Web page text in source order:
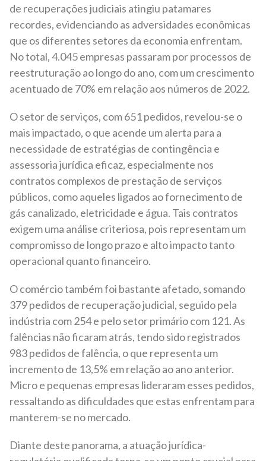
de recuperações judiciais atingiu patamares
recordes, evidenciando as adversidades econômicas
que os diferentes setores da economia enfrentam.
No total, 4.045 empresas passaram por processos de
reestruturação ao longo do ano, com um crescimento
acentuado de 70% em relação aos números de 2022.
O setor de serviços, com 651 pedidos, revelou-se o
mais impactado, o que acende um alerta para a
necessidade de estratégias de contingência e
assessoria jurídica eficaz, especialmente nos
contratos complexos de prestação de serviços
públicos, como aqueles ligados ao fornecimento de
gás canalizado, eletricidade e água. Tais contratos
exigem uma análise criteriosa, pois representam um
compromisso de longo prazo e alto impacto tanto
operacional quanto financeiro.
O comércio também foi bastante afetado, somando
379 pedidos de recuperação judicial, seguido pela
indústria com 254 e pelo setor primário com 121. As
falências não ficaram atrás, tendo sido registrados
983 pedidos de falência, o que representa um
incremento de 13,5% em relação ao ano anterior.
Micro e pequenas empresas lideraram esses pedidos,
ressaltando as dificuldades que estas enfrentam para
manterem-se no mercado.
Diante deste panorama, a atuação jurídica-